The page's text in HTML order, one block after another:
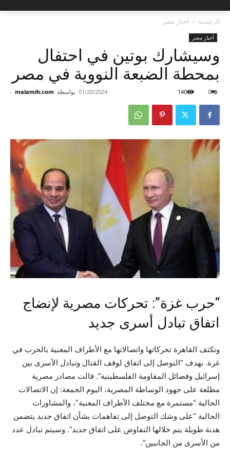
الرئيسية أخبار مصر
أخبار مصر
وسيشارك بوتين في احتفال
بمحطة الضبعة النووية في مصر
بواسطة malamih.com
- 01/20/2024 0
140
“حرب غزة”: تحركات مصرية لإنضاج
اتفاق تبادل أسرى جديد
وتكثف القاهرة تحركاتها واتصالاتها مع الأطراف المعنية بالحرب في
غزة. بهدف “التوصل إلى اتفاق لوقف القتال وتبادل الأسرى بين
إسرائيل وفصائل المقاومة الفلسطينية”. قالت مصادر مصرية
مطلعة على جهود الوساطة المصرية، اليوم الجمعة: إن الاتصالات
الحالية “مستمرة مع مختلف الأطراف المعنية”، والمشاورات
الحالية “على وشك التوصل إلى تفاهمات بشأن اتفاق جديد يتضمن
هدنة طويلة يتم خلالها التفاوض على اتفاق جديد”. وسيتم تبادل عدد
من الأسرى من الجانبين”.